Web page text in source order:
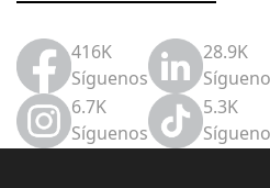
416K
Síguenos
28.9K
6.7K
Síguenos
5.3K